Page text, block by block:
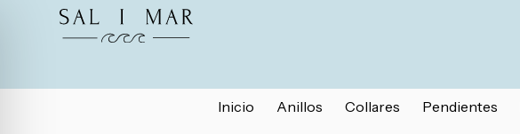
Inicio Anillos Collares Pendientes